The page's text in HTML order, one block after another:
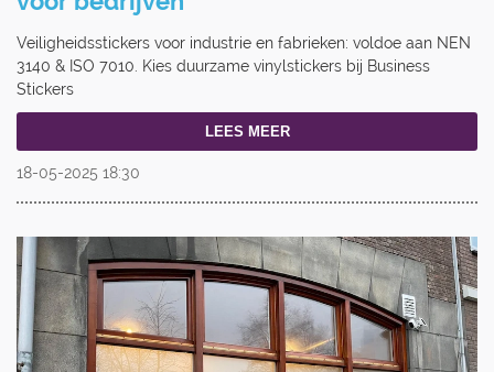
Veiligheidsstickers voor industrie en fabrieken: voldoe aan NEN
3140 & ISO 7010. Kies duurzame vinylstickers bij Business
Stickers
LEES MEER
18-05-2025 18:30